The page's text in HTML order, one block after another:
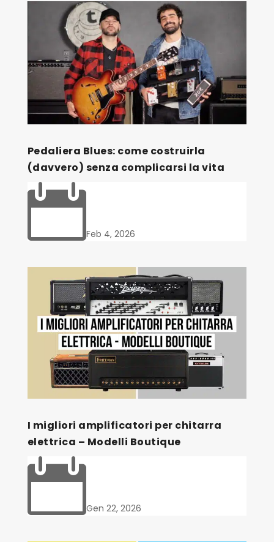
Pedaliera Blues: come costruirla
(davvero) senza complicarsi la vita
Feb 4, 2026
I migliori amplificatori per chitarra
elettrica – Modelli Boutique
Gen 22, 2026